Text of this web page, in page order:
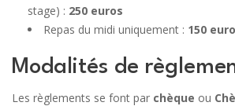
stage) : 250 euros
Repas du midi uniquement : 150
Modalités de
Les règlements se font par chèque ou